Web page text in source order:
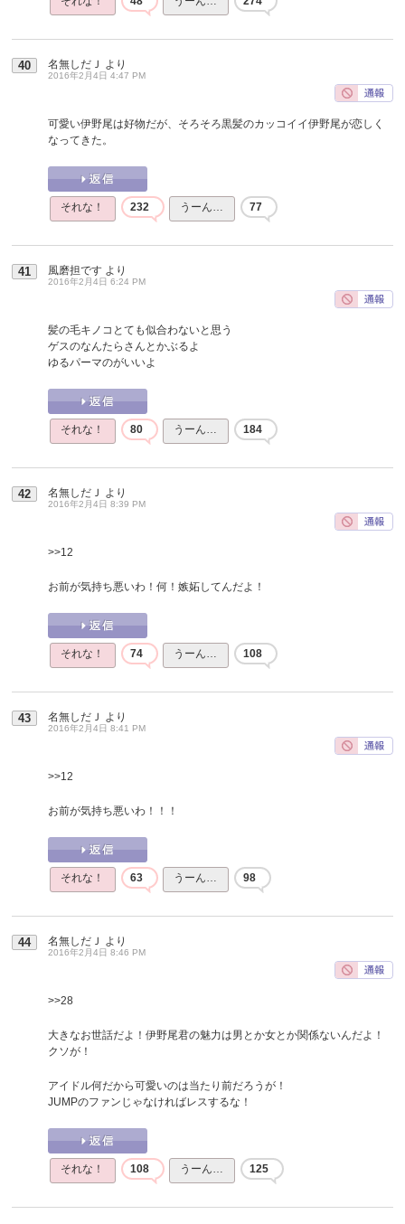
40 名無しだＪ より
2016年2月4日 4:47 PM
可愛い伊野尾は好物だが、そろそろ黒髪のカッコイイ伊野尾が恋しく
なってきた。
それな！ 232 うーん… 77
41 風磨担です より
2016年2月4日 6:24 PM
髪の毛キノコとても似合わないと思う
ゲスのなんたらさんとかぶるよ
ゆるパーマのがいいよ
それな！ 80 うーん… 184
42 名無しだＪ より
2016年2月4日 8:39 PM
>>12
お前が気持ち悪いわ！何！嫉妬してんだよ！
それな！ 74 うーん… 108
43 名無しだＪ より
2016年2月4日 8:41 PM
>>12
お前が気持ち悪いわ！！！
それな！ 63 うーん… 98
44 名無しだＪ より
2016年2月4日 8:46 PM
>>28
大きなお世話だよ！伊野尾君の魅力は男とか女とか関係ないんだよ！
クソが！
アイドル何だから可愛いのは当たり前だろうが！
JUMPのファンじゃなければレスするな！
それな！ 108 うーん… 125